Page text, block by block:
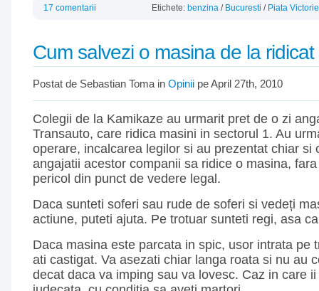
17 comentarii Etichete: benzina / Bucuresti / Piata
Cum salvezi o masina de la ridicat
Postat de Sebastian Toma in Opinii pe April 27th, 2010
Colegii de la Kamikaze au urmarit pret de o zi
Transauto, care ridica masini in sectorul 1. Au
operare, incalcarea legilor si au prezentat chiar si
angajatii acestor companii sa ridice o masina,
pericol din punct de vedere legal.
Daca sunteti soferi sau rude de soferi si vedeți
actiune, puteti ajuta. Pe trotuar sunteti regi, asa
Daca masina este parcata in spic, usor intrata pe
ati castigat. Va asezati chiar langa roata si nu au
decat daca va imping sau va lovesc. Caz in care